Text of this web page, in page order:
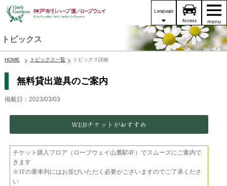
トピックス
HOME トピックス一覧 トピックス詳細
無料貸出遊具のご案内
掲載日：2023/03/03
WEBチケットがおすすめ
チケット購入フロア（ロープウェイ山麓駅4F）でスムーズにご案内で
きます
※1Fの乗車列にはお並びいただく必要がございますのでご了承くださ
い